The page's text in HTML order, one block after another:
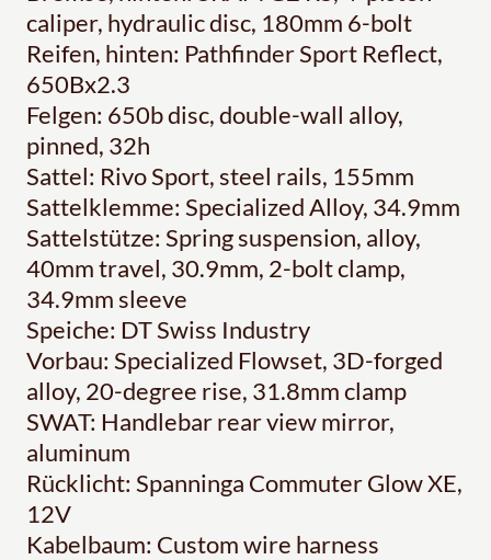
caliper, hydraulic disc, 180mm 6-bolt
Reifen, hinten: Pathfinder Sport Reflect,
650Bx2.3
Felgen: 650b disc, double-wall alloy,
pinned, 32h
Sattel: Rivo Sport, steel rails, 155mm
Sattelklemme: Specialized Alloy, 34.9mm
Sattelstütze: Spring suspension, alloy,
40mm travel, 30.9mm, 2-bolt clamp,
34.9mm sleeve
Speiche: DT Swiss Industry
Vorbau: Specialized Flowset, 3D-forged
alloy, 20-degree rise, 31.8mm clamp
SWAT: Handlebar rear view mirror,
aluminum
Rücklicht: Spanninga Commuter Glow XE,
12V
Kabelbaum: Custom wire harness